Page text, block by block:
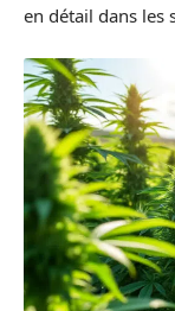
en détail dans les